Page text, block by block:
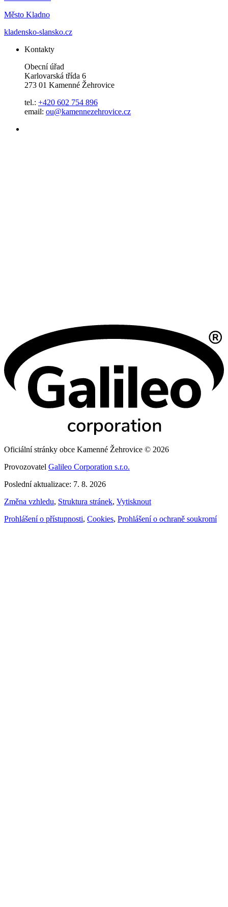
Město Kladno
kladensko-slansko.cz
Kontakty
Obecní úřad
Karlovarská třída 6
273 01 Kamenné Žehrovice
tel.: +420 602 754 896
email: ou@kamennezehrovice.cz
Oficiální stránky obce Kamenné Žehrovice © 2026
Provozovatel Galileo Corporation s.r.o.
Poslední aktualizace: 7. 8. 2026
Změna vzhledu, Struktura stránek, Vytisknout
Prohlášení o přístupnosti, Cookies, Prohlášení o ochraně soukromí